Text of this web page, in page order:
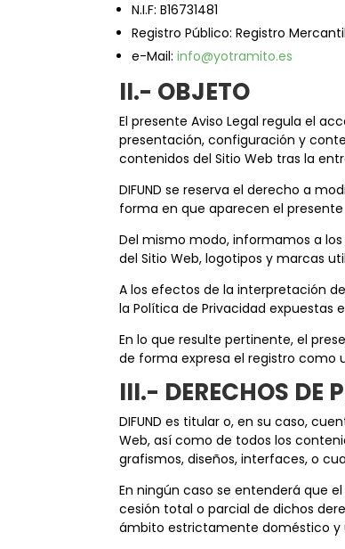
N.I.F: B16731481
Registro Público: Registro
e-Mail: info@yotramito.es
II.- OBJETO
El presente Aviso Legal regula el
presentación, configuración y
contenidos del Sitio Web tras la
DIFUND se reserva el derecho a
forma en que aparecen el
Del mismo modo, informamos a
del Sitio Web, logotipos y marcas
A los efectos de la interpretación
la Política de Privacidad expuestas
En lo que resulte pertinente, el
de forma expresa el registro como
III.- DERECHOS DE
DIFUND es titular o, en su caso,
Web, así como de todos los
grafismos, diseños, interfaces, o
En ningún caso se entenderá que
cesión total o parcial de dichos
ámbito estrictamente doméstico y